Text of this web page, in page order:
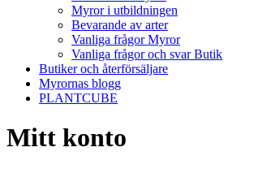
Myror i utbildningen
Bevarande av arter
Vanliga frågor Myror
Vanliga frågor och svar Butik
Butiker och återförsäljare
Myrornas blogg
PLANTCUBE
Mitt konto